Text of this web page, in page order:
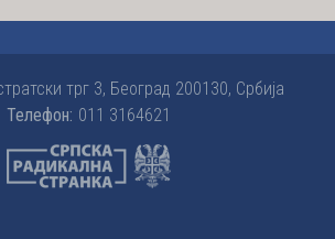
трг 3, Београд 200130, Србија
Телефон: 011 3164621